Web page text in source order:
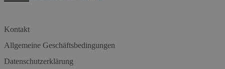
Kontakt
Allgemeine Geschäftsbedingungen
Datenschutzerklärung